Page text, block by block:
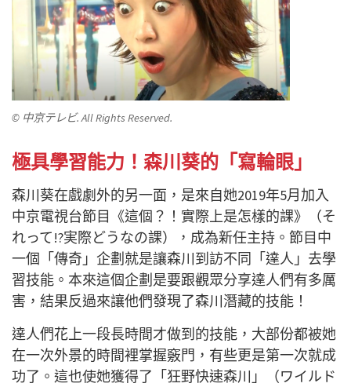
© 中京テレビ. All Rights Reserved.
極具學習能力！森川葵的「寫輪眼」
森川葵在戲劇外的另一面，是來自她2019年5月加入
中京電視台節目《這個？！實際上是怎樣的課》（そ
れって!?実際どうなの課），成為新任主持。節目中
一個「傳奇」企劃就是讓森川到訪不同「達人」去學
習技能。本來這個企劃是要跟觀眾分享達人們有多厲
害，結果反過來讓他們發現了森川潛藏的技能！
達人們花上一段長時間才做到的技能，大部份都被她
在一次外景的時間裡掌握竅門，有些更是第一次就成
功了。這也使她獲得了「狂野快速森川」（ワイルド